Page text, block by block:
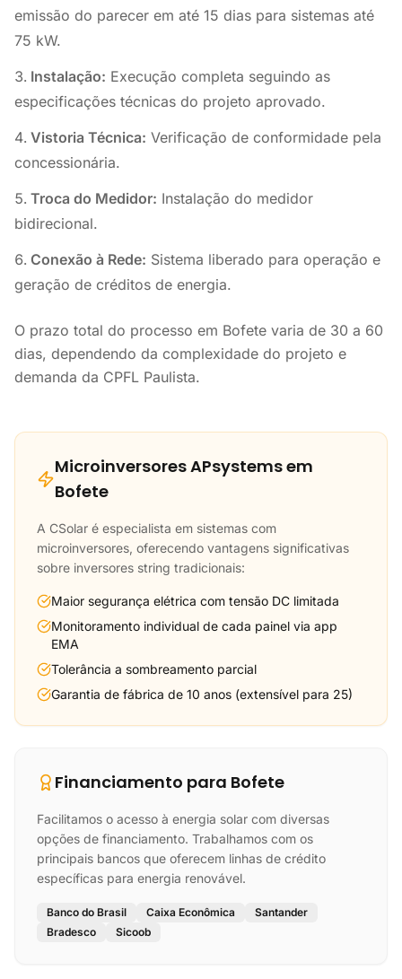
emissão do parecer em até 15 dias para sistemas até
75 kW.
Instalação: Execução completa seguindo as
especificações técnicas do projeto aprovado.
Vistoria Técnica: Verificação de conformidade pela
concessionária.
Troca do Medidor: Instalação do medidor
bidirecional.
Conexão à Rede: Sistema liberado para operação e
geração de créditos de energia.
O prazo total do processo em Bofete varia de 30 a 60
dias, dependendo da complexidade do projeto e
demanda da CPFL Paulista.
Microinversores APsystems em
Bofete
A CSolar é especialista em sistemas com
microinversores, oferecendo vantagens significativas
sobre inversores string tradicionais:
Maior segurança elétrica com tensão DC limitada
Monitoramento individual de cada painel via app
EMA
Tolerância a sombreamento parcial
Garantia de fábrica de 10 anos (extensível para 25)
Financiamento para Bofete
Facilitamos o acesso à energia solar com diversas
opções de financiamento. Trabalhamos com os
principais bancos que oferecem linhas de crédito
específicas para energia renovável.
Banco do Brasil Caixa Econômica
Santander
Bradesco
Sicoob